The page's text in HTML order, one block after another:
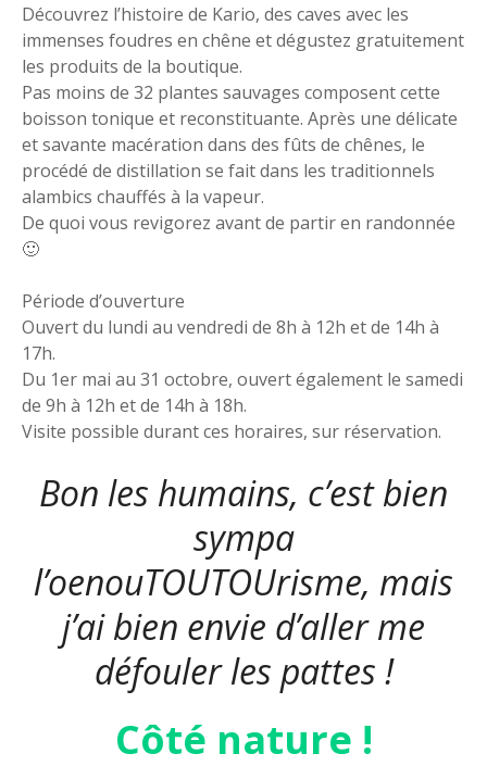
Découvrez l’histoire de Kario, des caves avec les
immenses foudres en chêne et dégustez gratuitement
les produits de la boutique.
Pas moins de 32 plantes sauvages composent cette
boisson tonique et reconstituante. Après une délicate
et savante macération dans des fûts de chênes, le
procédé de distillation se fait dans les traditionnels
alambics chauffés à la vapeur.
De quoi vous revigorez avant de partir en randonnée
🙂
Période d’ouverture
Ouvert du lundi au vendredi de 8h à 12h et de 14h à
17h.
Du 1er mai au 31 octobre, ouvert également le samedi
de 9h à 12h et de 14h à 18h.
Visite possible durant ces horaires, sur réservation.
Bon les humains, c’est bien
sympa
l’oenouTOUTOUrisme, mais
j’ai bien envie d’aller me
défouler les pattes !
Côté nature !